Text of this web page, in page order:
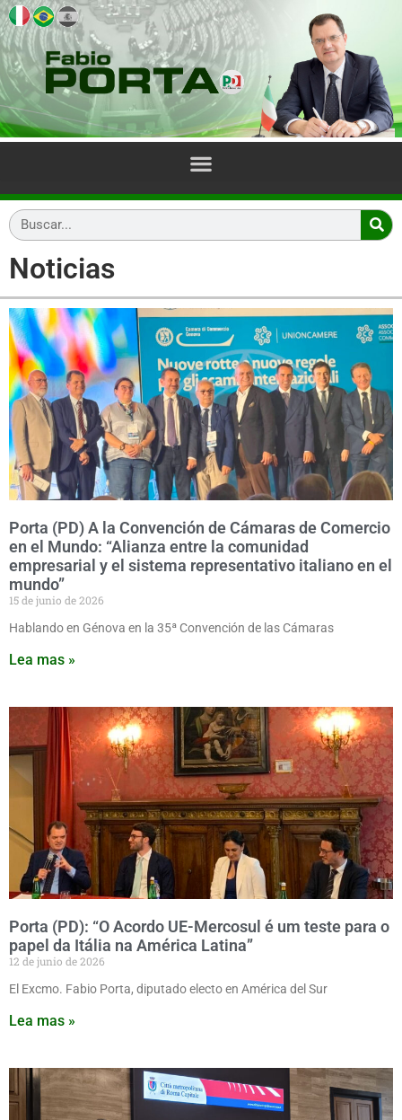
Noticias
Porta (PD) A la Convención de Cámaras de Comercio
en el Mundo: “Alianza entre la comunidad
empresarial y el sistema representativo italiano en el
mundo”
15 de junio de 2026
Hablando en Génova en la 35ª Convención de las Cámaras
Lea mas »
Porta (PD): “O Acordo UE-Mercosul é um teste para o
papel da Itália na América Latina”
12 de junio de 2026
El Excmo. Fabio Porta, diputado electo en América del Sur
Lea mas »